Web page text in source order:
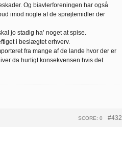
Og biavlerforeningen har også
imod nogle af de sprøjtemidler der
jo stadig ha’ noget at spise.
i beslægtet erhverv.
fra mange af de lande hvor der er
da hurtigt konsekvensen hvis det
SCORE: 0